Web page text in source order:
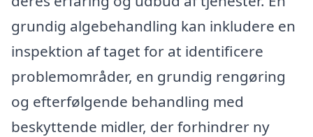
grundig algebehandling kan inkludere en
inspektion af taget for at identificere
problemområder, en grundig rengøring
og efterfølgende behandling med
beskyttende midler, der forhindrer ny